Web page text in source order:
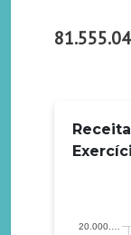
20.000.…